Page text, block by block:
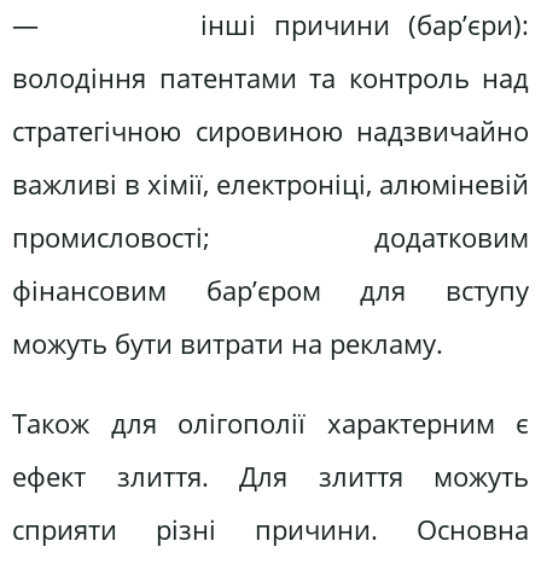
— інші причини (бар’єри):
володіння патентами та контроль над
стратегічною сировиною надзвичайно
важливі в хімії, електроніці, алюміневій
промисловості; додатковим
фінансовим бар’єром для вступу
можуть бути витрати на рекламу.
Також для олігополії характерним є
ефект злиття. Для злиття можуть
сприяти різні причини. Основна